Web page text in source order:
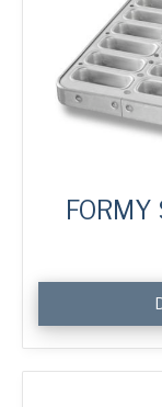
Moulds
quantity